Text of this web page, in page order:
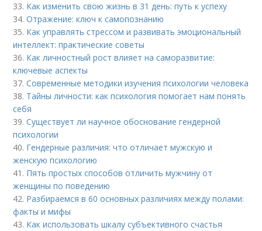
33. Как изменить свою жизнь в 31 день: путь к успеху
34.Отражение: ключ к самопознанию
35. Как управлять стрессом и развивать эмоциональный
интеллект: практические советы
36. Как личностный рост влияет на саморазвитие:
ключевые аспекты
37.Современные методики изучения психологии человека
38. Тайны личности: как психология помогает нам понять
себя
39.Существует ли научное обоснование гендерной
психологии
40. Гендерные различия: что отличает мужскую и
женскую психологию
41. Пять простых способов отличить мужчину от
женщины по поведению
42. Разбираемся в 60 основных различиях между полами:
факты и мифы
43. Как использовать шкалу субъективного счастья